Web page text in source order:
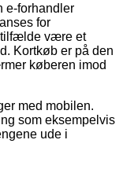
e-forhandler
for
tilfælde være et
Kortkøb er på den
køberen imod
med mobilen.
som eksempelvis
ude i